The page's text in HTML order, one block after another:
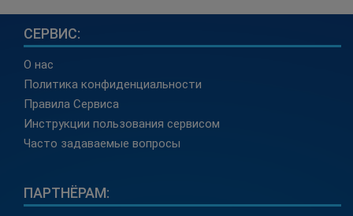
СЕРВИС:
О нас
Политика конфиденциальности
Правила Сервиса
Инструкции пользования сервисом
Часто задаваемые вопросы
ПАРТНЁРАМ: